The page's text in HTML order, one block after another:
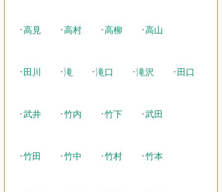
･高見 ･高村 ･高柳 ･高山
･ 田川 ･滝 ･滝口 ･滝沢 ･ 田口
･武井 ･竹内 ･竹下 ･武田
･竹田 ･竹中 ･竹村 ･竹本